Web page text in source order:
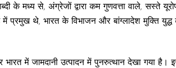
के मध्य से, अंग्रेजों द्वारा कम गुणवत्ता वाले, सस्ते
प्रमुख थे, भारत के विभाजन और बांग्लादेश मुक्ति
भारत में जामदानी उत्पादन में पुनरुत्थान देखा गया